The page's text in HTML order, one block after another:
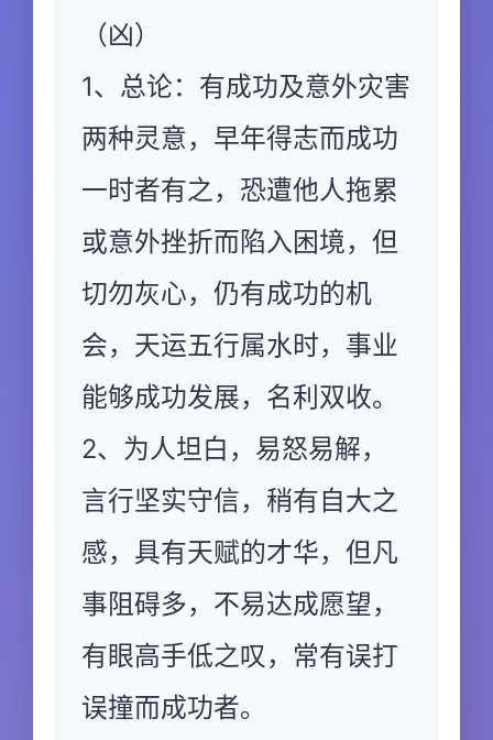
（凶）
1、总论：有成功及意外灾害
两种灵意，早年得志而成功
一时者有之，恐遭他人拖累
或意外挫折而陷入困境，但
切勿灰心，仍有成功的机
会，天运五行属水时，事业
能够成功发展，名利双收。
2、为人坦白，易怒易解，
言行坚实守信，稍有自大之
感，具有天赋的才华，但凡
事阻碍多，不易达成愿望，
有眼高手低之叹，常有误打
误撞而成功者。